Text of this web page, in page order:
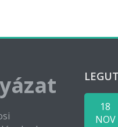
18
NOV